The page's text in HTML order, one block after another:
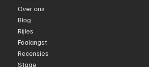
Over ons
Blog
Rijles
Faalangst
Recensies
Stage